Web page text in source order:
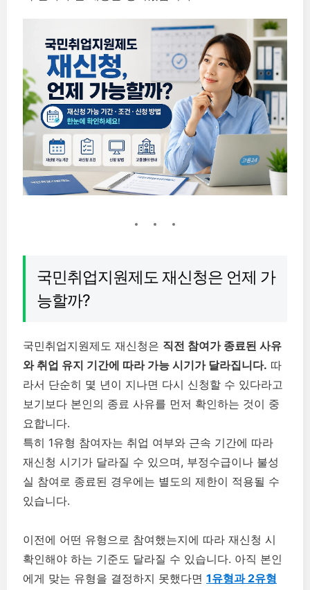
국민취업지원제도 재신청은 언제 가
능할까?
국민취업지원제도 재신청은 직전 참여가 종료된 사유
와 취업 유지 기간에 따라 가능 시기가 달라집니다. 따
라서 단순히 몇 년이 지나면 다시 신청할 수 있다라고
보기보다 본인의 종료 사유를 먼저 확인하는 것이 중
요합니다.
특히 1유형 참여자는 취업 여부와 근속 기간에 따라
재신청 시기가 달라질 수 있으며, 부정수급이나 불성
실 참여로 종료된 경우에는 별도의 제한이 적용될 수
있습니다.
이전에 어떤 유형으로 참여했는지에 따라 재신청 시
확인해야 하는 기준도 달라질 수 있습니다. 아직 본인
에게 맞는 유형을 결정하지 못했다면 1유형과 2유형